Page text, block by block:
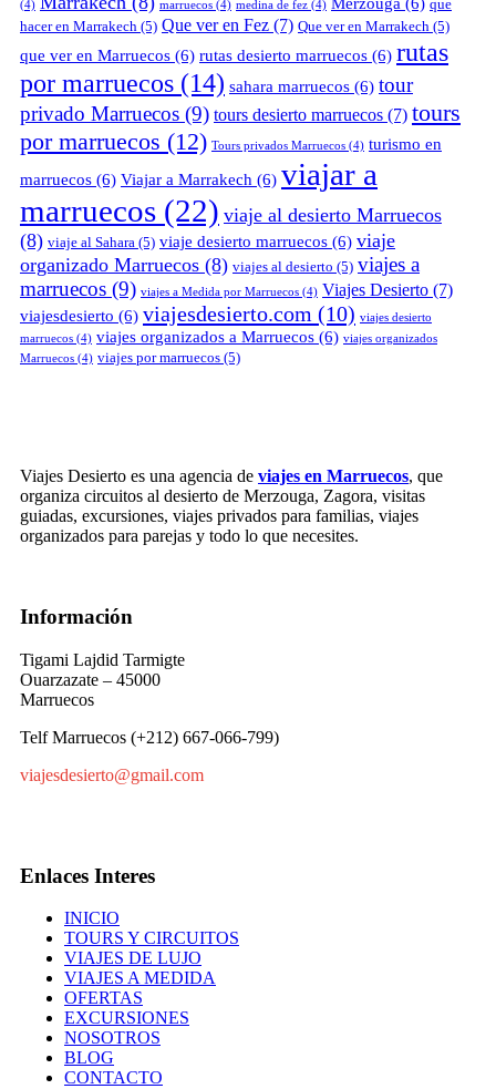
(4) marruecos (4) medina de fez (4) Merzouga (6) que
hacer en Marrakech (5) Que ver en Fez (7) Que ver en Marrakech (5)
que ver en Marruecos (6) rutas desierto marruecos (6) rutas
por marruecos (14) sahara marruecos (6) tour
privado Marruecos (9) tours desierto marruecos (7) tours
por marruecos (12) Tours privados Marruecos (4) turismo en
marruecos (6) Viajar a Marrakech (6) viajar a
marruecos (22) viaje al desierto Marruecos
(8) viaje al Sahara (5) viaje desierto marruecos (6) viaje
organizado Marruecos (8) viajes al desierto (5) viajes a
marruecos (9) viajes a Medida por Marruecos (4) Viajes Desierto (7)
viajesdesierto (6) viajesdesierto.com (10) viajes desierto
marruecos (4) viajes organizados a Marruecos (6) viajes organizados
Marruecos (4) viajes por marruecos (5)
Viajes Desierto es una agencia de viajes en Marruecos, que
organiza circuitos al desierto de Merzouga, Zagora, visitas
guiadas, excursiones, viajes privados para familias, viajes
organizados para parejas y todo lo que necesites.
Información
Tigami Lajdid Tarmigte
Ouarzazate – 45000
Marruecos
Telf Marruecos (+212) 667-066-799)
viajesdesierto@gmail.com
Enlaces Interes
INICIO
TOURS Y CIRCUITOS
VIAJES DE LUJO
VIAJES A MEDIDA
OFERTAS
EXCURSIONES
NOSOTROS
BLOG
CONTACTO